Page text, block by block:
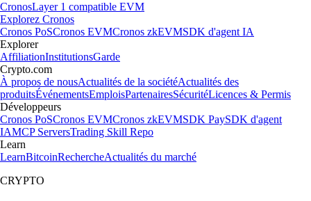
CronosLayer 1 compatible EVM
Explorez Cronos
Cronos PoSCronos EVMCronos zkEVMSDK d'agent IA
Explorer
AffiliationInstitutionsGarde
Crypto.com
À propos de nousActualités de la sociétéActualités des
produitsÉvénementsEmploisPartenairesSécuritéLicences & Permis
Développeurs
Cronos PoSCronos EVMCronos zkEVMSDK PaySDK d'agent
IAMCP ServersTrading Skill Repo
Learn
LearnBitcoinRechercheActualités du marché
CRYPTO